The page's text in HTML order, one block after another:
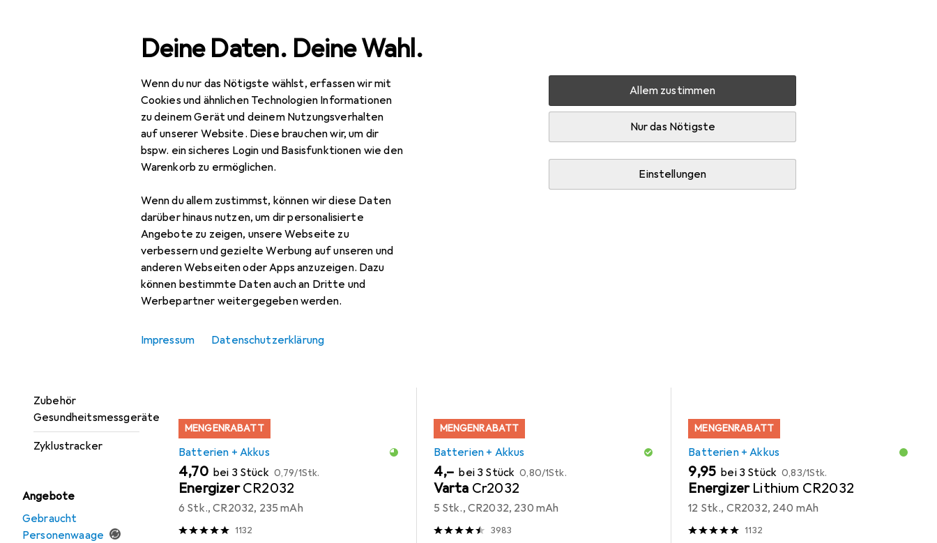
Deine Daten. Deine Wahl.
Wenn du nur das Nötigste wählst, erfassen wir mit
Cookies und ähnlichen Technologien Informationen
zu deinem Gerät und deinem Nutzungsverhalten
auf unserer Website. Diese brauchen wir, um dir
bspw. ein sicheres Login und Basisfunktionen wie den
Warenkorb zu ermöglichen.
Wenn du allem zustimmst, können wir diese Daten
darüber hinaus nutzen, um dir personalisierte
Angebote zu zeigen, unsere Webseite zu
verbessern und gezielte Werbung auf unseren und
anderen Webseiten oder Apps anzuzeigen. Dazu
können bestimmte Daten auch an Dritte und
Werbepartner weitergegeben werden.
Allem zustimmen
Nur das Nötigste
Einstellungen
Impressum Datenschutzerklärung
Navigation nach Kategorien
Gesundheitsmessgeräte
Zubehör
Gesundheitsmessgeräte
Zyklustracker
Angebote
Gebraucht
Personenwaage
Gesamtsortiment Beauty + Gesundheit Personenwaage
EUR
16,03
Zubehör für Beper 40.821
Hier findest du passendes Zubehör zum Produkt Beper 40.821 aus der Kategorie Batterien + Akkus.
MENGENRABATT
Batterien + Akkus
EUR
4,70 bei 3 Stück EUR
0,79/1Stk.
Energizer CR2032
6 Stk., CR2032, 235 mAh
1132
MENGENRABATT
Batterien + Akkus
EUR
4,– bei 3 Stück EUR
0,80/1Stk.
Varta Cr2032
5 Stk., CR2032, 230 mAh
3983
MENGENRABATT
Batterien + Akkus
EUR
9,95 bei 3 Stück EUR
0,83/1Stk.
Energizer Lithium CR2032
12 Stk., CR2032, 240 mAh
1132